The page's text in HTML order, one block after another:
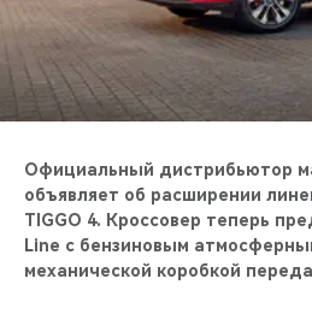
CHERY И СПОРТ
НАШИ МЕРОПРИЯТИЯ
ВИДЕООБЗОРЫ
CHERY ДЛЯ ДЕТЕЙ
Официальный дистрибьютор
объявляет об расширении
TIGGO 4. Кроссовер теперь
Line c бензиновым
механической коробкой